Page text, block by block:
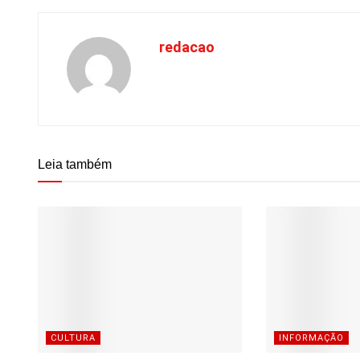
redacao
Leia também
CULTURA INFORMAÇÃO